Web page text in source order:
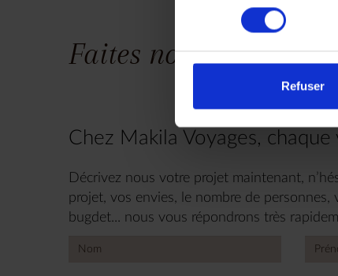
consentement
Refuser
Faites nous part de
Chez Makila Voyages,
Décrivez nous votre projet maintenant,
projet, vos envies, le nombre de personnes,
bugdet... nous vous répondrons très